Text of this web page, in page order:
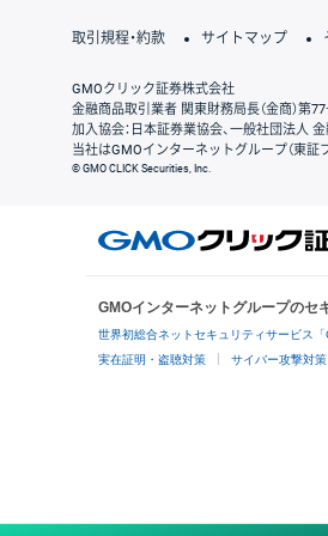
取引規程・約款 サイトマップ
GMOクリック証券株式会社
金融商品取引業者 関東財務局長（金商）第
加入協会：日本証券業協会、一般社団法人
当社はGMOインターネットグループ（東証
© GMO CLICK Securities, Inc.
GMOインターネットグループのセ
世界初総合ネットセキュリティサービス「
実在証明・盗聴対策 サイバー攻撃対